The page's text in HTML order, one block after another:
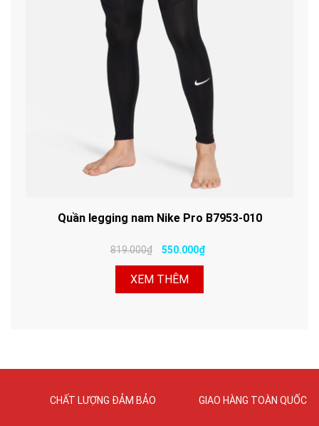
Quần legging nam Nike Pro B7953-010
819.000₫ 550.000₫
XEM THÊM
CHẤT LƯỢNG ĐẢM BẢO GIAO HÀNG TOÀN QUỐC